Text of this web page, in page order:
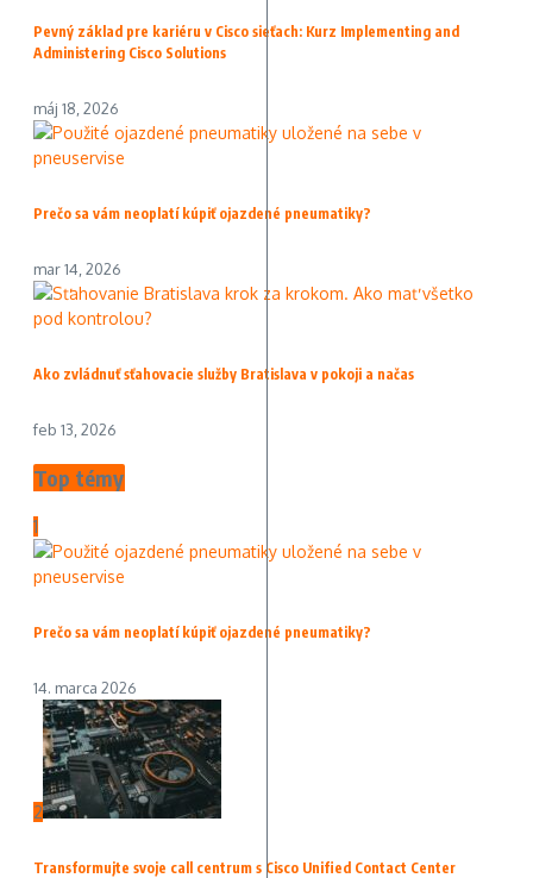
Pevný základ pre kariéru v Cisco sieťach: Kurz Implementing and
Administering Cisco Solutions
máj 18, 2026
Prečo sa vám neoplatí kúpiť ojazdené pneumatiky?
mar 14, 2026
Ako zvládnuť sťahovacie služby Bratislava v pokoji a načas
feb 13, 2026
Top témy
1
Prečo sa vám neoplatí kúpiť ojazdené pneumatiky?
14. marca 2026
2
Transformujte svoje call centrum s Cisco Unified Contact Center